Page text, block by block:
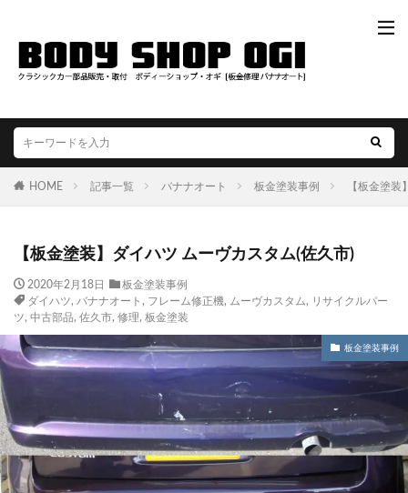
HOME 記事一覧 バナナオート 板金塗装事例 【板金塗装
【板金塗装】ダイハツ ムーヴカスタム(佐久市)
2020年2月18日
板金塗装事例
ダイハツ, バナナオート , フレーム修正機, ムーヴカスタム, リサイクルパー
ツ, 中古部品, 佐久市, 修理, 板金塗装
板金塗装事例